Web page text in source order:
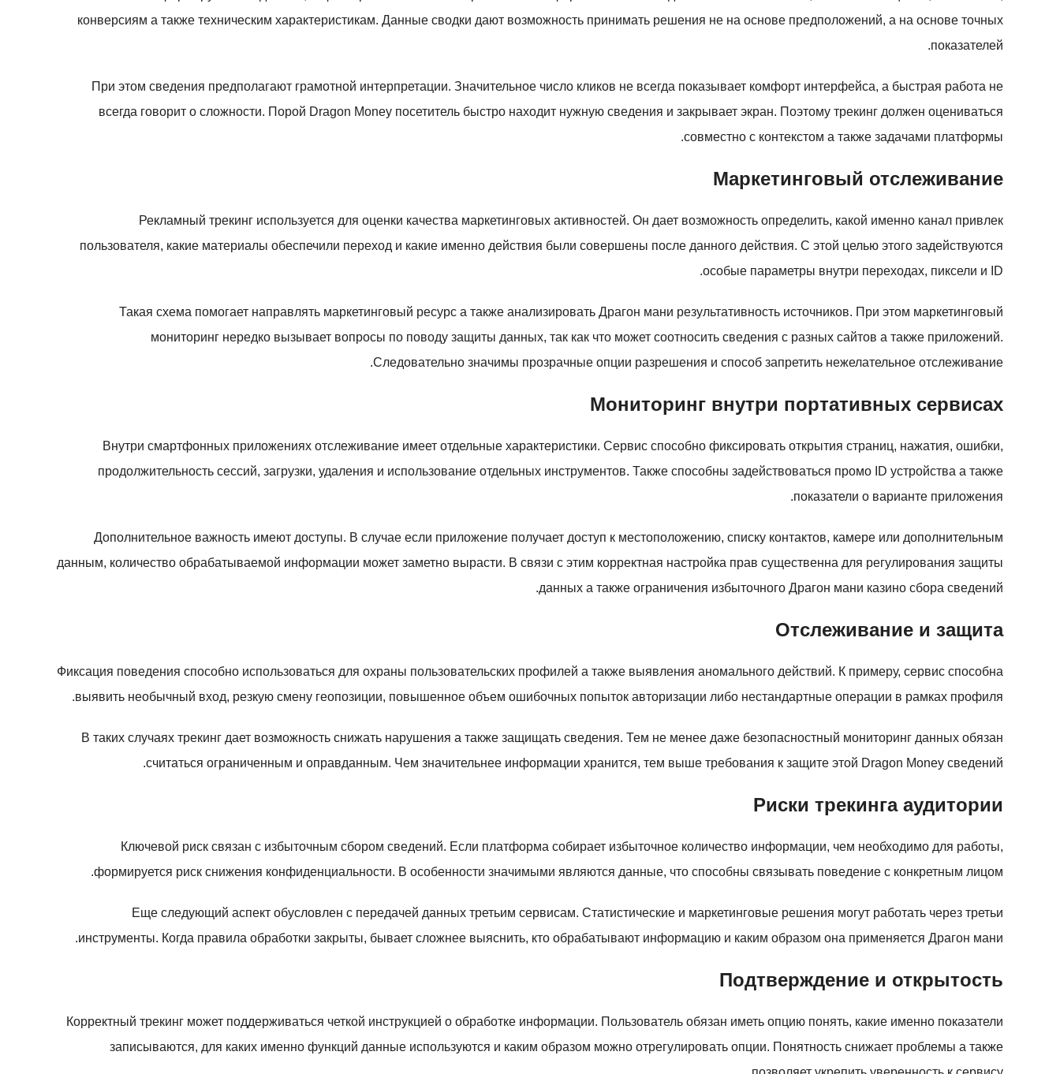
конверсиям а также техническим характеристикам. Данные сводки дают возможность принимать решения не на основе предположений, а на основе точных
показателей.
При этом сведения предполагают грамотной интерпретации. Значительное число кликов не всегда показывает комфорт интерфейса, а быстрая работа не
всегда говорит о сложности. Порой Dragon Money посетитель быстро находит нужную сведения и закрывает экран. Поэтому трекинг должен оцениваться
совместно с контекстом а также задачами платформы.
Маркетинговый отслеживание
Рекламный трекинг используется для оценки качества маркетинговых активностей. Он дает возможность определить, какой именно канал привлек
пользователя, какие материалы обеспечили переход и какие именно действия были совершены после данного действия. С этой целью этого задействуются
особые параметры внутри переходах, пиксели и ID.
Такая схема помогает направлять маркетинговый ресурс а также анализировать Драгон мани результативность источников. При этом маркетинговый
мониторинг нередко вызывает вопросы по поводу защиты данных, так как что может соотносить сведения с разных сайтов а также приложений.
Следовательно значимы прозрачные опции разрешения и способ запретить нежелательное отслеживание.
Мониторинг внутри портативных сервисах
Внутри смартфонных приложениях отслеживание имеет отдельные характеристики. Сервис способно фиксировать открытия страниц, нажатия, ошибки,
продолжительность сессий, загрузки, удаления и использование отдельных инструментов. Также способны задействоваться промо ID устройства а также
показатели о варианте приложения.
Дополнительное важность имеют доступы. В случае если приложение получает доступ к местоположению, списку контактов, камере или дополнительным
данным, количество обрабатываемой информации может заметно вырасти. В связи с этим корректная настройка прав существенна для регулирования защиты
данных а также ограничения избыточного Драгон мани казино сбора сведений.
Отслеживание и защита
Фиксация поведения способно использоваться для охраны пользовательских профилей а также выявления аномального действий. К примеру, сервис способна
выявить необычный вход, резкую смену геопозиции, повышенное объем ошибочных попыток авторизации либо нестандартные операции в рамках профиля.
В таких случаях трекинг дает возможность снижать нарушения а также защищать сведения. Тем не менее даже безопасностный мониторинг данных обязан
считаться ограниченным и оправданным. Чем значительнее информации хранится, тем выше требования к защите этой Dragon Money сведений.
Риски трекинга аудитории
Ключевой риск связан с избыточным сбором сведений. Если платформа собирает избыточное количество информации, чем необходимо для работы,
формируется риск снижения конфиденциальности. В особенности значимыми являются данные, что способны связывать поведение с конкретным лицом.
Еще следующий аспект обусловлен с передачей данных третьим сервисам. Статистические и маркетинговые решения могут работать через третьи
инструменты. Когда правила обработки закрыты, бывает сложнее выяснить, кто обрабатывают информацию и каким образом она применяется Драгон мани.
Подтверждение и открытость
Корректный трекинг может поддерживаться четкой инструкцией о обработке информации. Пользователь обязан иметь опцию понять, какие именно показатели
записываются, для каких именно функций данные используются и каким образом можно отрегулировать опции. Понятность снижает проблемы а также